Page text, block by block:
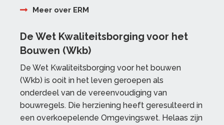
Meer over ERM
De Wet Kwaliteitsborging voor het
Bouwen (Wkb)
De Wet Kwaliteitsborging voor het bouwen
(Wkb) is ooit in het leven geroepen als
onderdeel van de vereenvoudiging van
bouwregels. Die herziening heeft geresulteerd in
een overkoepelende Omgevingswet. Helaas zijn